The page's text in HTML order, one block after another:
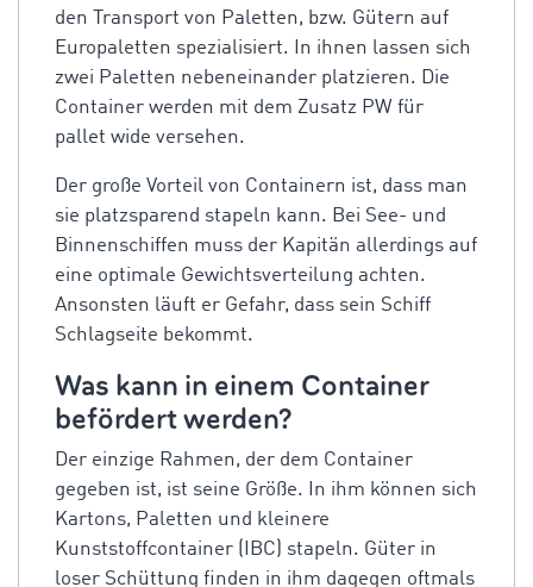
den Transport von Paletten, bzw. Gütern auf
Europaletten spezialisiert. In ihnen lassen sich
zwei Paletten nebeneinander platzieren. Die
Container werden mit dem Zusatz PW für
pallet wide versehen.
Der große Vorteil von Containern ist, dass man
sie platzsparend stapeln kann. Bei See- und
Binnenschiffen muss der Kapitän allerdings auf
eine optimale Gewichtsverteilung achten.
Ansonsten läuft er Gefahr, dass sein Schiff
Schlagseite bekommt.
Was kann in einem Container
befördert werden?
Der einzige Rahmen, der dem Container
gegeben ist, ist seine Größe. In ihm können sich
Kartons, Paletten und kleinere
Kunststoffcontainer (IBC) stapeln. Güter in
loser Schüttung finden in ihm dagegen oftmals